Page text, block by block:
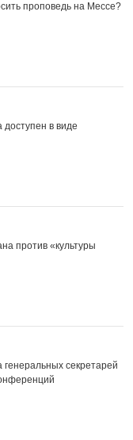
проповедь на Мессе?
доступен в виде
против «культуры
секретарей